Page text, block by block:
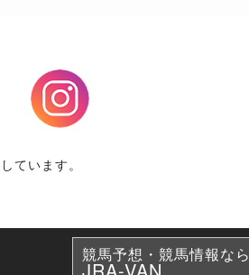
Instagram
ています。
競馬予想・競馬情報なら
JRA-VAN